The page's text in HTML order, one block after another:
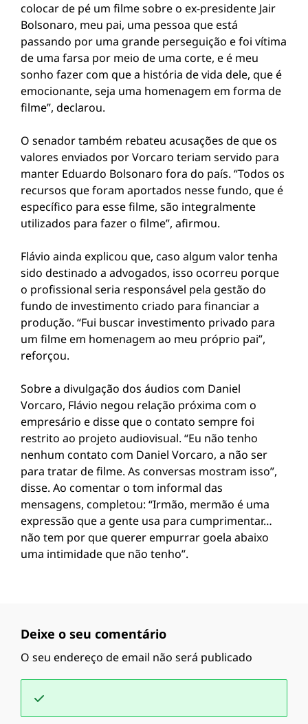
colocar de pé um filme sobre o ex-presidente Jair
Bolsonaro, meu pai, uma pessoa que está
passando por uma grande perseguição e foi vítima
de uma farsa por meio de uma corte, e é meu
sonho fazer com que a história de vida dele, que é
emocionante, seja uma homenagem em forma de
filme”, declarou.
O senador também rebateu acusações de que os
valores enviados por Vorcaro teriam servido para
manter Eduardo Bolsonaro fora do país. “Todos os
recursos que foram aportados nesse fundo, que é
específico para esse filme, são integralmente
utilizados para fazer o filme”, afirmou.
Flávio ainda explicou que, caso algum valor tenha
sido destinado a advogados, isso ocorreu porque
o profissional seria responsável pela gestão do
fundo de investimento criado para financiar a
produção. “Fui buscar investimento privado para
um filme em homenagem ao meu próprio pai”,
reforçou.
Sobre a divulgação dos áudios com Daniel
Vorcaro, Flávio negou relação próxima com o
empresário e disse que o contato sempre foi
restrito ao projeto audiovisual. “Eu não tenho
nenhum contato com Daniel Vorcaro, a não ser
para tratar de filme. As conversas mostram isso”,
disse. Ao comentar o tom informal das
mensagens, completou: “Irmão, mermão é uma
expressão que a gente usa para cumprimentar…
não tem por que querer empurrar goela abaixo
uma intimidade que não tenho”.
Deixe o seu comentário
O seu endereço de email não será publicado